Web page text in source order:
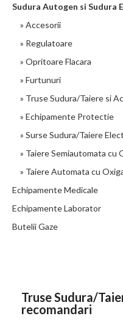
Sudura Autogen si Sudura
» Accesorii
» Regulatoare
» Opritoare Flacara
» Furtunuri
» Truse Sudura/Taiere si
» Echipamente Protectie
» Surse Sudura/Taiere
» Taiere Semiautomata cu
» Taiere Automata cu
Echipamente Medicale
Echipamente Laborator
Butelii Gaze
Truse Sudura/
recomandari